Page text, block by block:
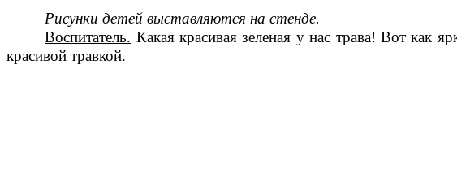
Рисунки детей выставляются на стенде.
Воспитатель. Какая красивая зеленая у нас трава! Вот
красивой травкой.